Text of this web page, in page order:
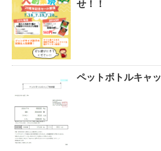
せ！！
ペットボトルキャ